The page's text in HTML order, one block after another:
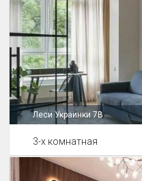
Леси Украинки 7В
3-х комнатная